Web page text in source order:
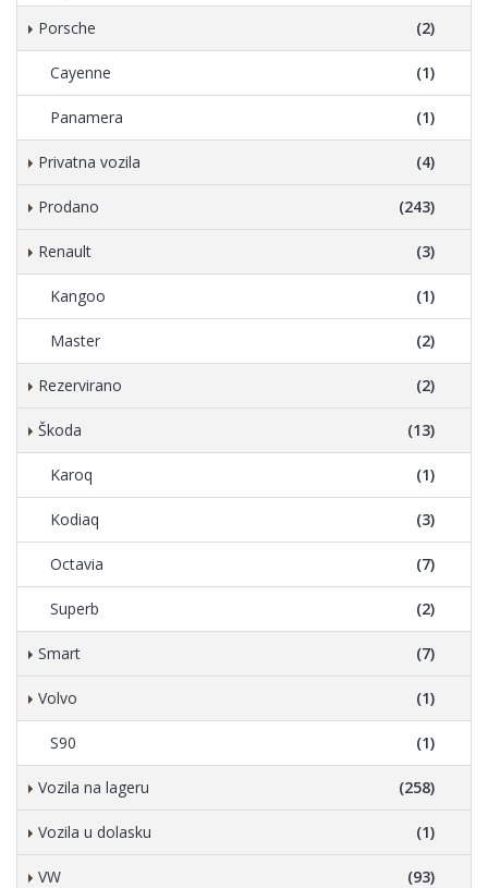
Porsche (2)
Cayenne (1)
Panamera (1)
Privatna vozila (4)
Prodano (243)
Renault (3)
Kangoo (1)
Master (2)
Rezervirano (2)
Škoda (13)
Karoq (1)
Kodiaq (3)
Octavia (7)
Superb (2)
Smart (7)
Volvo (1)
S90 (1)
Vozila na lageru (258)
Vozila u dolasku (1)
VW (93)